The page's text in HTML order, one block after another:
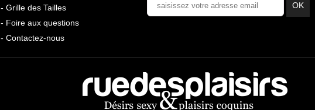
- Grille des Tailles
- Foire aux questions
- Contactez-nous
OK